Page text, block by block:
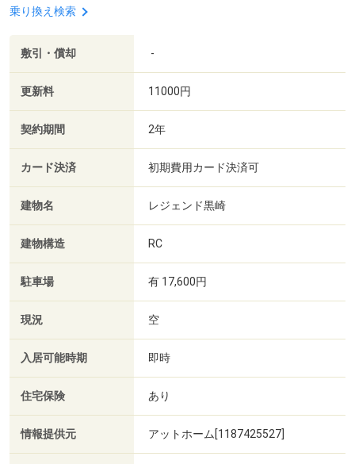
乗り換え検索
敷引・償却 -
更新料 11000円
契約期間 2年
カード決済 初期費用カード決済可
建物名 レジェンド黒崎
建物構造 RC
駐車場 有 17,600円
現況 空
入居可能時期 即時
住宅保険 あり
情報提供元 アットホーム[1187425527]